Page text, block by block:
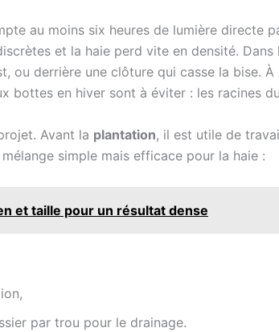
au moins six heures de lumière directe
et la haie perd vite en densité.
ou derrière une clôture qui casse la bise.
bottes en hiver sont à éviter : les racines
Avant la plantation, il est utile de
simple mais efficace pour la haie :
et taille pour un résultat dense
par trou pour le drainage.